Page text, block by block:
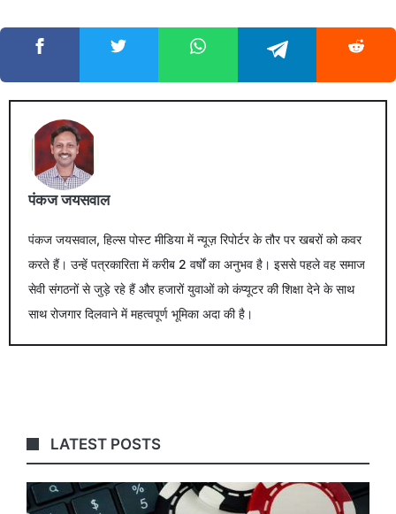
पंकज जयसवाल
पंकज जयसवाल, हिल्स पोस्ट मीडिया में न्यूज़ रिपोर्टर के तौर पर खबरों को कवर
करते हैं। उन्हें पत्रकारिता में करीब 2 वर्षों का अनुभव है। इससे पहले वह समाज
सेवी संगठनों से जुड़े रहे हैं और हजारों युवाओं को कंप्यूटर की शिक्षा देने के साथ
साथ रोजगार दिलवाने में महत्वपूर्ण भूमिका अदा की है।
LATEST POSTS